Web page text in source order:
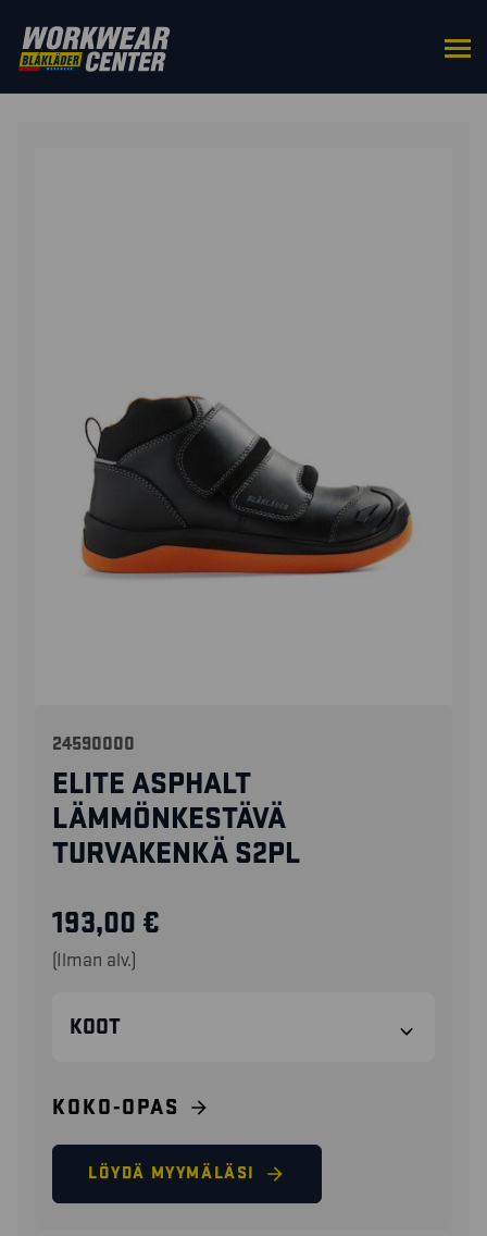
ETUSIVU/KENGÄT
/ ELITE ASPHALT
24590000
ELITE ASPHALT
LÄMMÖNKESTÄVÄ
TURVAKENKÄ S2PL
193,00 €
(Ilman alv.)
KOOT
KOKO-OPAS
LÖYDÄ MYYMÄLÄSI